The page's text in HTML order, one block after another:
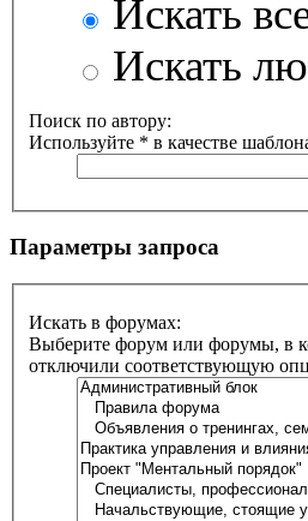
Искать
Искать
Поиск по автору:
Используйте * в качестве
Параметры запроса
Искать в форумах:
Выберите форум или форумы, в
отключили соответствующую